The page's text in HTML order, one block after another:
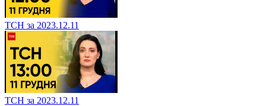
ТСН за 2023.12.11
ТСН за 2023.12.11